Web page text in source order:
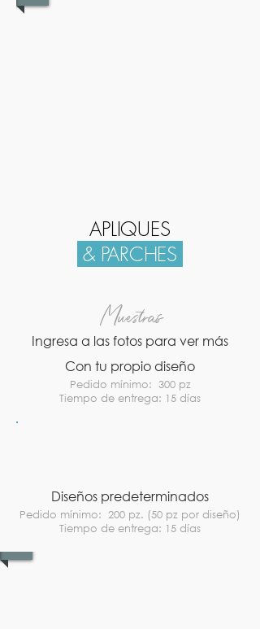
APLIQUES
& PARCHES
Muestras
Ingresa a las fotos para ver más
Con tu propio diseño
Pedido mínimo: 300 pz
Tiempo de entrega: 15 días
Diseños predeterminados
Pedido mínimo: 200 pz. (50 pz por diseño)
Tiempo de entrega: 15 días